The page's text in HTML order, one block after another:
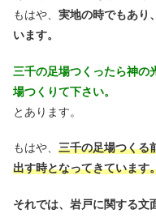
もはや、 実地の時でもあり
います。
三千の足場つくったら神の
場つくりて下さい。
とあります。
もはや、 三千の足場つくる
出す時となってきています
それでは、岩戸に関する文